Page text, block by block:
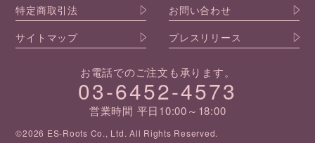
特定商取引法
お問い合わせ
サイトマップ
プレスリリース
お電話でのご注文も承ります。
03-6452-4573
営業時間 平日10:00～18:00
©2026 ES-Roots Co., Ltd. All Rights Reserved.